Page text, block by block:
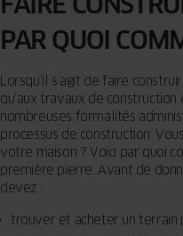
PAR QUOI
Lorsqu’il s’agit de faire
qu’aux travaux de construction
nombreuses formalités
processus de construction.
votre maison ? Voici par quoi
première pierre. Avant de
devez :
trouver et acheter un terrain